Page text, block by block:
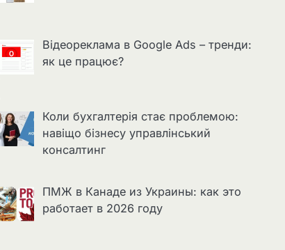
Відеореклама в Google Ads – тренди:
як це працює?
Коли бухгалтерія стає проблемою:
навіщо бізнесу управлінський
консалтинг
ПМЖ в Канаде из Украины: как это
работает в 2026 году